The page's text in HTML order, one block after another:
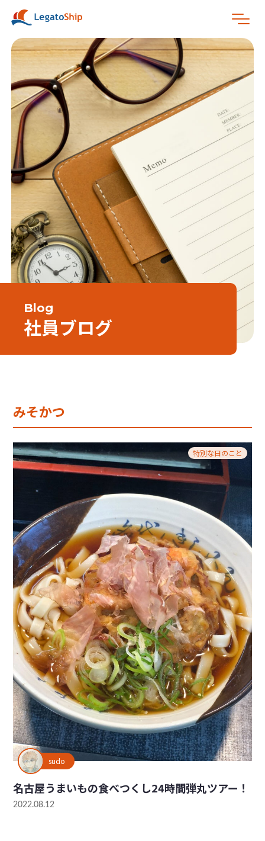
Blog
社員ブログ
みそかつ
特別な日のこと
sudo
名古屋うまいもの食べつくし24時間弾丸ツアー！
2022.08.12